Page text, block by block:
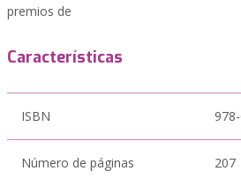
premios de
Características
ISBN
Número de páginas 207